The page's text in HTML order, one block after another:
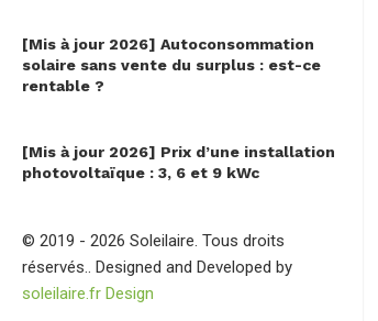
[Mis à jour 2026] Autoconsommation
solaire sans vente du surplus : est-ce
rentable ?
[Mis à jour 2026] Prix d’une installation
photovoltaïque : 3, 6 et 9 kWc
© 2019 - 2026 Soleilaire. Tous droits
réservés.. Designed and Developed by
soleilaire.fr Design